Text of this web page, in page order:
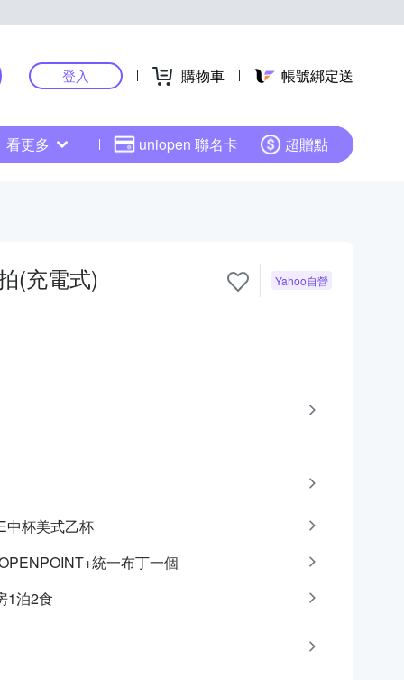
登入 購物車 帳號綁定送
看更多 uniopen 聯名卡 超贈點
(充電式) Yahoo自營
中杯美式乙杯
統一布丁一個
1泊2食